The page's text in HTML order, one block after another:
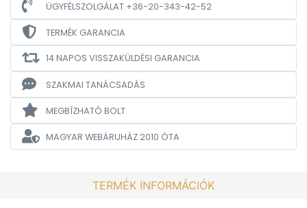
ÜGYFÉLSZOLGÁLAT +36-20-343-42-52
TERMÉK GARANCIA
14 NAPOS VISSZAKÜLDÉSI GARANCIA
SZAKMAI TANÁCSADÁS
MEGBÍZHATÓ BOLT
MAGYAR WEBÁRUHÁZ2010 ÓTA
TERMÉK INFORMÁCIÓK